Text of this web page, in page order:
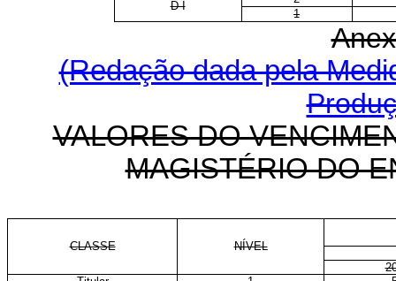
D I
1
(Redação dada pela
VALORES DO
MAGISTÉRIO DO
CLASSE
NÍVEL